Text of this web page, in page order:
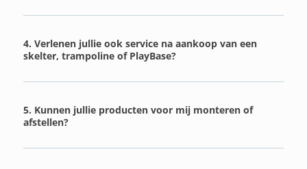
4. Verlenen jullie ook service na aankoop van een
skelter, trampoline of PlayBase?
5. Kunnen jullie producten voor mij monteren of
afstellen?